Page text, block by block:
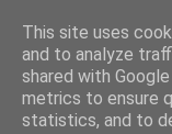
This site uses
and to analyze
shared with
metrics to ensure
statistics, and to